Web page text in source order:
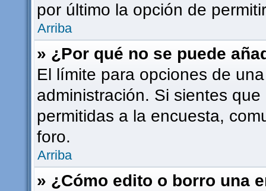
por último la opción de
Arriba
» ¿Por qué no se puede
El límite para opciones de
administración. Si sientes
permitidas a la encuesta,
foro.
Arriba
» ¿Cómo edito o borro una